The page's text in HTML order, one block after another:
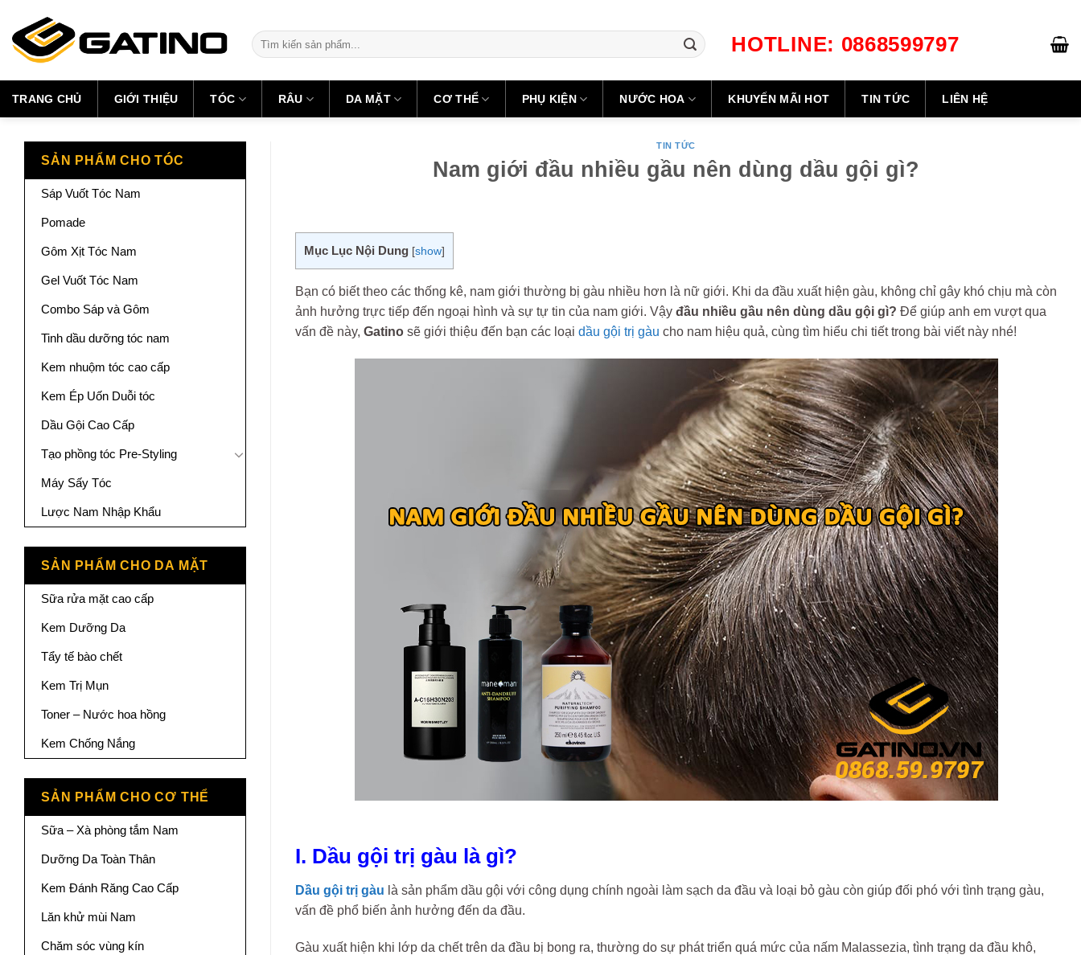
content
Tìm
kiếm:
HOTLINE: 0868599797
TRANG CHỦ GIỚI THIỆU TÓC RÂU DA MẶT CƠ THỂ PHỤ KIỆN NƯỚC HOA KHUYẾN MÃI HOT TIN TỨC LIÊN HỆ
SẢN PHẨM CHO TÓC
Sáp Vuốt Tóc Nam
Pomade
Gôm Xịt Tóc Nam
Gel Vuốt Tóc Nam
Combo Sáp và Gôm
Tinh dầu dưỡng tóc nam
Kem nhuộm tóc cao cấp
Kem Ép Uốn Duỗi tóc
Dầu Gội Cao Cấp
Tạo phồng tóc Pre-Styling
Máy Sấy Tóc
Lược Nam Nhập Khẩu
SẢN PHẨM CHO DA MẶT
Sữa rửa mặt cao cấp
Kem Dưỡng Da
Tẩy tế bào chết
Kem Trị Mụn
Toner – Nước hoa hồng
Kem Chống Nắng
SẢN PHẨM CHO CƠ THỂ
Sữa – Xà phòng tắm Nam
Dưỡng Da Toàn Thân
Kem Đánh Răng Cao Cấp
Lăn khử mùi Nam
Chăm sóc vùng kín
TIN TỨC
Nam giới đầu nhiều gầu nên dùng dầu gội gì?
Mục Lục Nội Dung [show]
Bạn có biết theo các thống kê, nam giới thường bị gàu nhiều hơn là nữ giới. Khi da đầu xuất hiện gàu, không chỉ gây khó chịu mà còn
ảnh hưởng trực tiếp đến ngoại hình và sự tự tin của nam giới. Vậy đầu nhiều gầu nên dùng dầu gội gì? Để giúp anh em vượt qua
vấn đề này, Gatino sẽ giới thiệu đến bạn các loại dầu gội trị gàu cho nam hiệu quả, cùng tìm hiểu chi tiết trong bài viết này nhé!
I. Dầu gội trị gàu là gì?
Dầu gội trị gàu là sản phẩm dầu gội với công dụng chính ngoài làm sạch da đầu và loại bỏ gàu còn giúp đối phó với tình trạng gàu,
vấn đề phổ biến ảnh hưởng đến da đầu.
Gàu xuất hiện khi lớp da chết trên da đầu bị bong ra, thường do sự phát triển quá mức của nấm Malassezia, tình trạng da đầu khô,